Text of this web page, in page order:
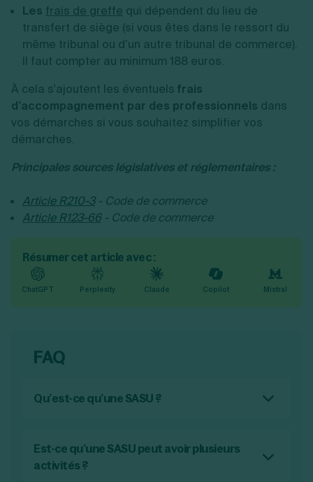
Les frais de greffe qui dépendent du lieu de
transfert de siège (si vous êtes dans le ressort du
même tribunal ou d’un autre tribunal de commerce).
Il faut compter au minimum 188 euros.
À cela s'ajoutent les éventuels frais
d’accompagnement par des professionnels dans
vos démarches si vous souhaitez simplifier vos
démarches.
Principales sources législatives et réglementaires :
Article R210-3 - Code de commerce
Article R123-66- Code de commerce
Résumer cet article avec :
ChatGPT Perplexity Claude Copilot Mistral
FAQ
Qu’est-ce qu’une SASU ?
unipersonnelle) est une forme de société
commerciale comprenant un seul associé qui
Est-ce qu’une SASU peut avoir plusieurs
activités ?